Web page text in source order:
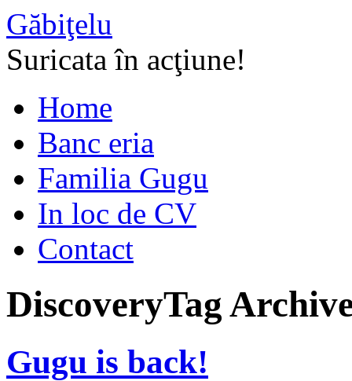
Găbiţelu
Suricata în acţiune!
Home
Banc eria
Familia Gugu
In loc de CV
Contact
DiscoveryTag
Gugu is back!